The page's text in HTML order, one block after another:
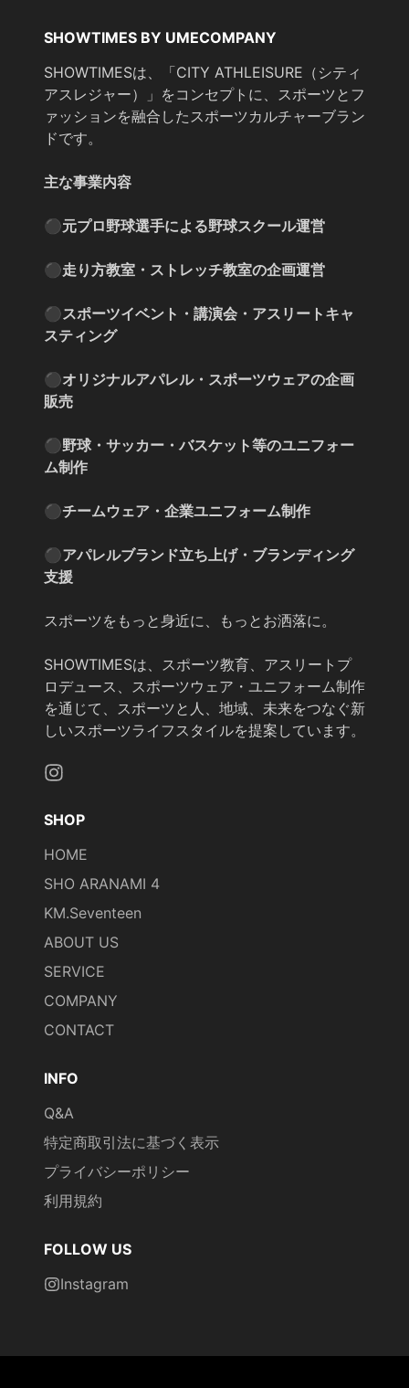
SHOWTIMES BY UMECOMPANY
SHOWTIMESは、「CITY ATHLEISURE（シティ
アスレジャー）」をコンセプトに、スポーツとフ
ァッションを融合したスポーツカルチャーブラン
ドです。
主な事業内容
⚫︎元プロ野球選手による野球スクール運営
⚫︎走り方教室・ストレッチ教室の企画運営
⚫︎スポーツイベント・講演会・アスリートキャ
スティング
⚫︎オリジナルアパレル・スポーツウェアの企画
販売
⚫︎野球・サッカー・バスケット等のユニフォー
ム制作
⚫︎チームウェア・企業ユニフォーム制作
⚫︎アパレルブランド立ち上げ・ブランディング
支援
スポーツをもっと身近に、もっとお洒落に。
SHOWTIMESは、スポーツ教育、アスリートプ
ロデュース、スポーツウェア・ユニフォーム制作
を通じて、スポーツと人、地域、未来をつなぐ新
しいスポーツライフスタイルを提案しています。
SHOP
HOME
SHO ARANAMI 4
KM.Seventeen
ABOUT US
SERVICE
COMPANY
CONTACT
INFO
Q&A
特定商取引法に基づく表示
プライバシーポリシー
利用規約
FOLLOW US
Instagram